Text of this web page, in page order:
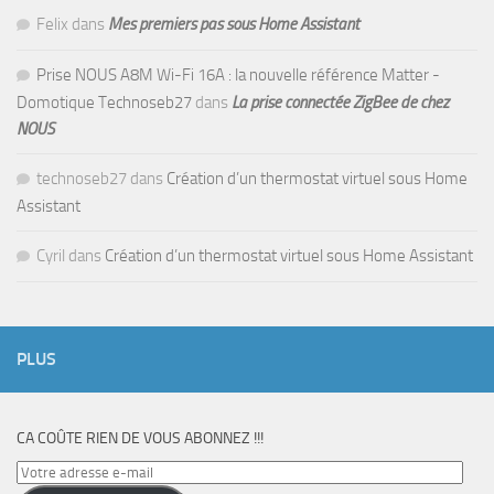
Felix dans Mes premiers pas sous Home Assistant
Prise NOUS A8M Wi-Fi 16A : la nouvelle référence Matter -
Domotique Technoseb27 dans La prise connectée ZigBee de chez
NOUS
technoseb27 dans Création d’un thermostat virtuel sous Home
Assistant
Cyril dans Création d’un thermostat virtuel sous Home Assistant
PLUS
CA COÛTE RIEN DE VOUS ABONNEZ !!!
Votre